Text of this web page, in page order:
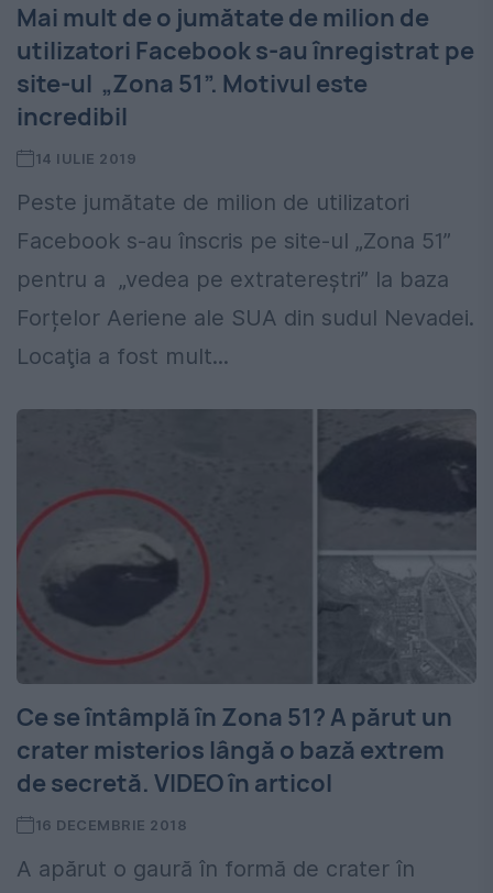
Mai mult de o jumătate de milion de
utilizatori Facebook s-au înregistrat pe
site-ul „Zona 51”. Motivul este
incredibil
14 IULIE 2019
Peste jumătate de milion de utilizatori
Facebook s-au înscris pe site-ul „Zona 51”
pentru a „vedea pe extratereștri” la baza
Forțelor Aeriene ale SUA din sudul Nevadei.
Locaţia a fost mult...
Ce se întâmplă în Zona 51? A părut un
crater misterios lângă o bază extrem
de secretă. VIDEO în articol
16 DECEMBRIE 2018
A apărut o gaură în formă de crater în